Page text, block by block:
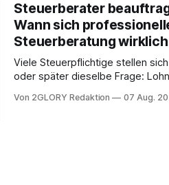
Steuerberater
Wann sich
Steuerberatung
Viele Steuerpflichtige stellen
oder später dieselbe Frage:
sich die Steuererklärung auch in
Von 2GLORY Redaktion 07 Aug.